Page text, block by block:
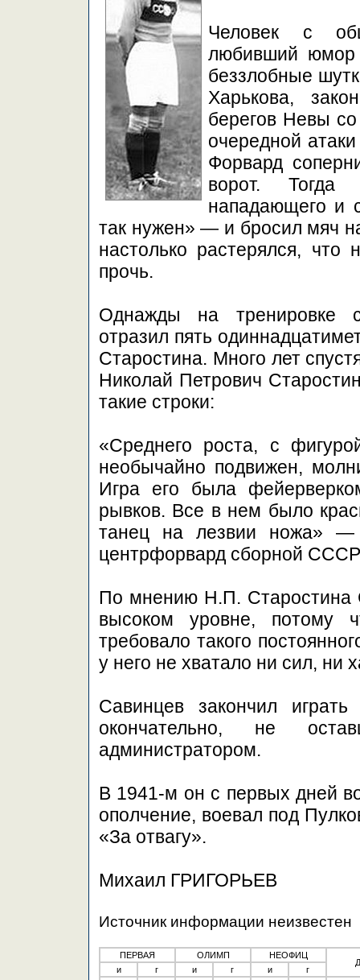
Человек с
любивший юмор
беззлобные
Харькова,
берегов Невы
очередной
Форвард
ворот. Тогда
нападающего и
так нужен» — и бросил мяч
настолько растерялся, что
прочь.
Однажды на тренировке
отразил пять
Старостина. Много лет
Николай Петрович
такие строки:
«Среднего роста, с
необычайно подвижен,
Игра его была
рывков. Все в нем было
танец на лезвии ножа» —
центрфорвард сборной
По мнению Н.П. Старостина
высоком уровне, потому
требовало такого
у него не хватало ни сил, ни
Савинцев закончил
окончательно, не
администратором.
В 1941-м он с первых дней
ополчение, воевал под
«За отвагу».
Михаил ГРИГОРЬЕВ
Источник информации неизвестен
ПЕРВАЯ ОЛИМП НЕОФИЦ
и г и г и
г